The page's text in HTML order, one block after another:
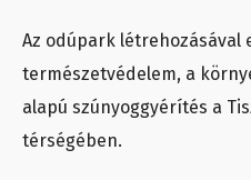
Az odúpark létrehozásával
természetvédelem, a
alapú szúnyoggyérítés a
térségében.